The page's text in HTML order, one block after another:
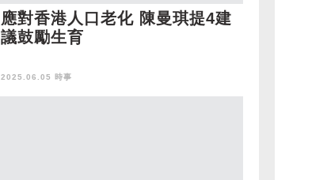
應對香港人口老化 陳曼琪提4建
議鼓勵生育
2025.06.05 時事